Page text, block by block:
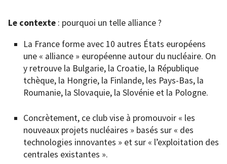
Le contexte : pourquoi un telle alliance ?
La France forme avec 10 autres États européens
une « alliance » européenne autour du nucléaire. On
y retrouve la Bulgarie, la Croatie, la République
tchèque, la Hongrie, la Finlande, les Pays-Bas, la
Roumanie, la Slovaquie, la Slovénie et la Pologne.
Concrètement, ce club vise à promouvoir « les
nouveaux projets nucléaires » basés sur « des
technologies innovantes » et sur « l’exploitation des
centrales existantes ».